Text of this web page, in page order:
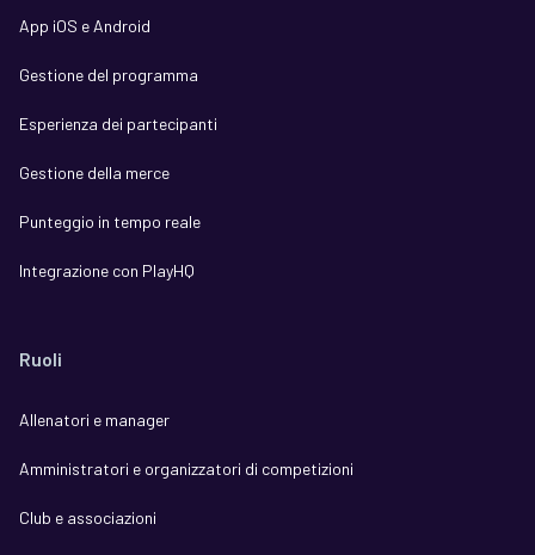
App iOS e Android
Gestione del programma
Esperienza dei partecipanti
Gestione della merce
Punteggio in tempo reale
Integrazione con PlayHQ
Ruoli
Allenatori e manager
Amministratori e organizzatori di competizioni
Club e associazioni